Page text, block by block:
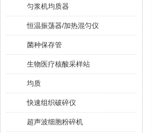
匀浆机均质器
恒温振荡器/加热混匀仪
菌种保存管
生物医疗核酸采样站
均质
快速组织破碎仪
超声波细胞粉碎机